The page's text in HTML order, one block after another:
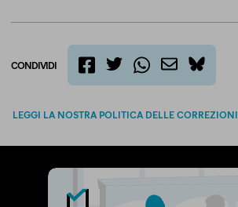
CONDIVIDI
bluesky
LEGGI LA NOSTRA POLITICA DELLE CORREZIONI